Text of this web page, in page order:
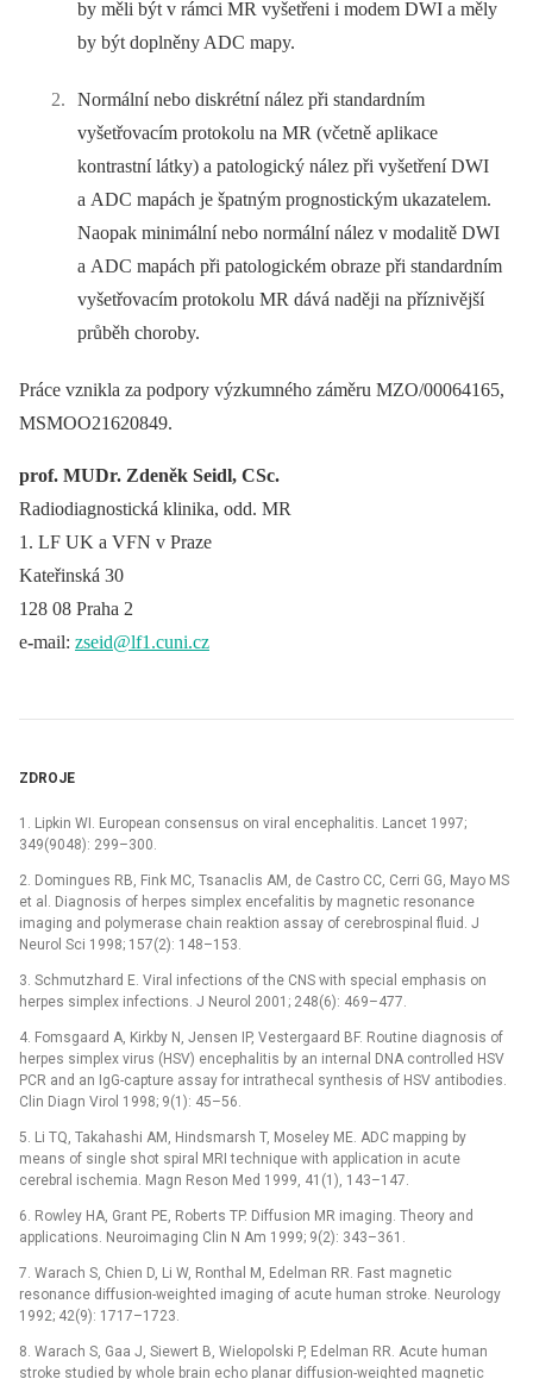
by měli být v rámci MR vyšetřeni i modem DWI a měly
by být doplněny ADC mapy.
Normální nebo diskrétní nález při standardním
vyšetřovacím protokolu na MR (včetně aplikace
kontrastní látky) a patologický nález při vyšetření DWI
a ADC mapách je špatným prognostickým ukazatelem.
Naopak minimální nebo normální nález v modalitě DWI
a ADC mapách při patologickém obraze při standardním
vyšetřovacím protokolu MR dává naději na příznivější
průběh choroby.
Práce vznikla za podpory výzkumného záměru MZO/00064165,
MSMOO21620849.
prof. MUDr. Zdeněk Seidl, CSc.
Radiodiagnostická klinika, odd. MR
1. LF UK a VFN v Praze
Kateřinská 30
128 08 Praha 2
e-mail: zseid@lf1.cuni.cz
ZDROJE
1. Lipkin WI. European consensus on viral encephalitis. Lancet 1997;
349(9048): 299–300.
2. Domingues RB, Fink MC, Tsanaclis AM, de Cas­tro CC, Cerri GG, Mayo MS
et al. Diagnosis of herpes simplex encefalitis by magnetic resonance
imaging and polymerase chain reaktion assay of cerebrospinal fluid. J
Neurol Sci 1998; 157(2): 148–153.
3. Schmutzhard E. Viral infections of the CNS with special emphasis on
herpes simplex infections. J Neurol 2001; 248(6): 469–477.
4. Fomsgaard A, Kirkby N, Jensen IP, Vestergaard BF. Routine diagnosis of
herpes simplex virus (HSV) encephalitis by an internal DNA controlled HSV
PCR and an IgG-capture assay for intrathecal synthesis of HSV antibodies.
Clin Diagn Virol 1998; 9(1): 45–56.
5. Li TQ, Takahashi AM, Hindsmarsh T, Moseley ME. ADC mapping by
means of single shot spiral MRI technique with application in acute
cerebral ischemia. Magn Reson Med 1999, 41(1), 143–147.
6. Rowley HA, Grant PE, Roberts TP. Diffusion MR imaging. Theory and
applications. Neuroimaging Clin N Am 1999; 9(2): 343–361.
7. Warach S, Chien D, Li W, Ronthal M, Edelman RR. Fast magnetic
resonance diffusion-weighted imaging of acute human stroke. Neurology
1992; 42(9): 1717–1723.
8. Warach S, Gaa J, Siewert B, Wielopolski P, Edelman RR. Acute human
stroke studied by whole brain echo planar diffusion-weighted magnetic